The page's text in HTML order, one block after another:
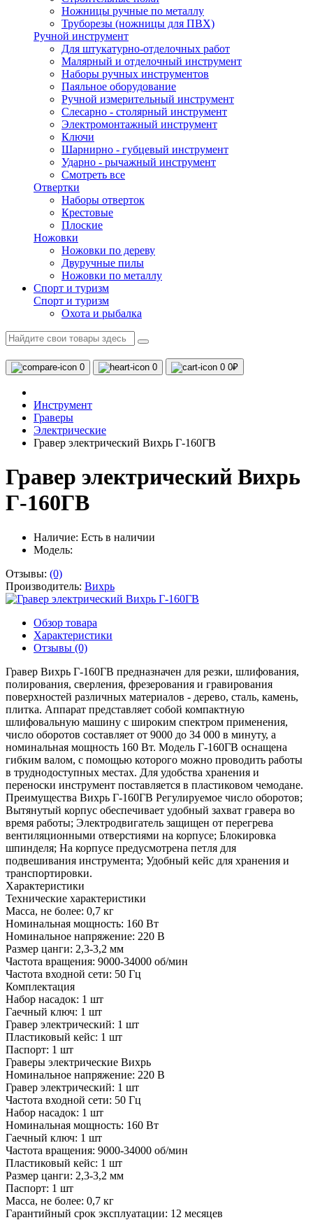
Ножницы ручные по металлу
Труборезы (ножницы для ПВХ)
Ручной инструмент
Для штукатурно-отделочных работ
Малярный и отделочный инструмент
Наборы ручных инструментов
Паяльное оборудование
Ручной измерительный инструмент
Слесарно - столярный инструмент
Электромонтажный инструмент
Ключи
Шарнирно - губцевый инструмент
Ударно - рычажный инструмент
Смотреть все
Отвертки
Наборы отверток
Крестовые
Плоские
Ножовки
Ножовки по дереву
Двуручные пилы
Ножовки по металлу
Спорт и туризм
Спорт и туризм
Охота и рыбалка
0 0 0 0₽
Инструмент
Граверы
Электрические
Гравер электрический Вихрь Г-160ГВ
Гравер электрический Вихрь
Г-160ГВ
Наличие: Есть в наличии
Модель:
Отзывы: (0)
Производитель: Вихрь
Обзор товара
Характеристики
Отзывы (0)
Гравер Вихрь Г-160ГВ предназначен для резки, шлифования,
полирования, сверления, фрезерования и гравирования
поверхностей различных материалов - дерево, сталь, камень,
плитка. Аппарат представляет собой компактную
шлифовальную машину с широким спектром применения,
число оборотов составляет от 9000 до 34 000 в минуту, а
номинальная мощность 160 Вт. Модель Г-160ГВ оснащена
гибким валом, с помощью которого можно проводить работы
в труднодоступных местах. Для удобства хранения и
переноски инструмент поставляется в пластиковом чемодане.
Преимущества Вихрь Г-160ГВ Регулируемое число оборотов;
Вытянутый корпус обеспечивает удобный захват гравера во
время работы; Электродвигатель защищен от перегрева
вентиляционными отверстиями на корпусе; Блокировка
шпинделя; На корпусе предусмотрена петля для
подвешивания инструмента; Удобный кейс для хранения и
транспортировки.
Характеристики
Технические характеристики
Масса, не более: 0,7 кг
Номинальная мощность: 160 Вт
Номинальное напряжение: 220 В
Размер цанги: 2,3-3,2 мм
Частота вращения: 9000-34000 об/мин
Частота входной сети: 50 Гц
Комплектация
Набор насадок: 1 шт
Гаечный ключ: 1 шт
Гравер электрический: 1 шт
Пластиковый кейс: 1 шт
Паспорт: 1 шт
Граверы электрические Вихрь
Номинальное напряжение: 220 В
Гравер электрический: 1 шт
Частота входной сети: 50 Гц
Набор насадок: 1 шт
Номинальная мощность: 160 Вт
Гаечный ключ: 1 шт
Частота вращения: 9000-34000 об/мин
Пластиковый кейс: 1 шт
Размер цанги: 2,3-3,2 мм
Паспорт: 1 шт
Масса, не более: 0,7 кг
Гарантийный срок эксплуатации: 12 месяцев